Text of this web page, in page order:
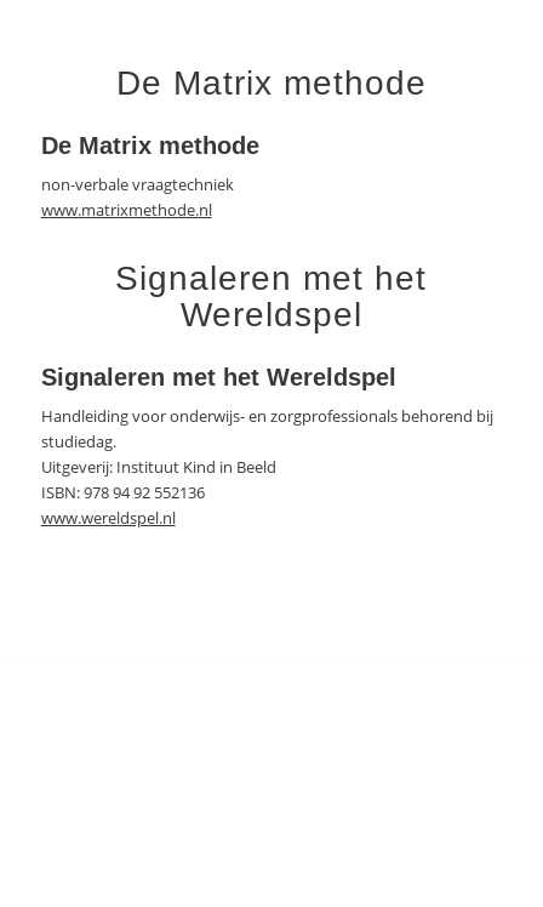
De Matrix methode
De Matrix methode
non-verbale vraagtechniek
www.matrixmethode.nl
Signaleren met het
Wereldspel
Signaleren met het Wereldspel
Handleiding voor onderwijs- en zorgprofessionals behorend bij
studiedag.
Uitgeverij: Instituut Kind in Beeld
ISBN: 978 94 92 552136
www.wereldspel.nl